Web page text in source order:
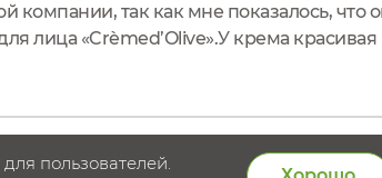
компании, так как мне показалось, что
лица «Crèmed’Olive».У крема красивая
пользователей.